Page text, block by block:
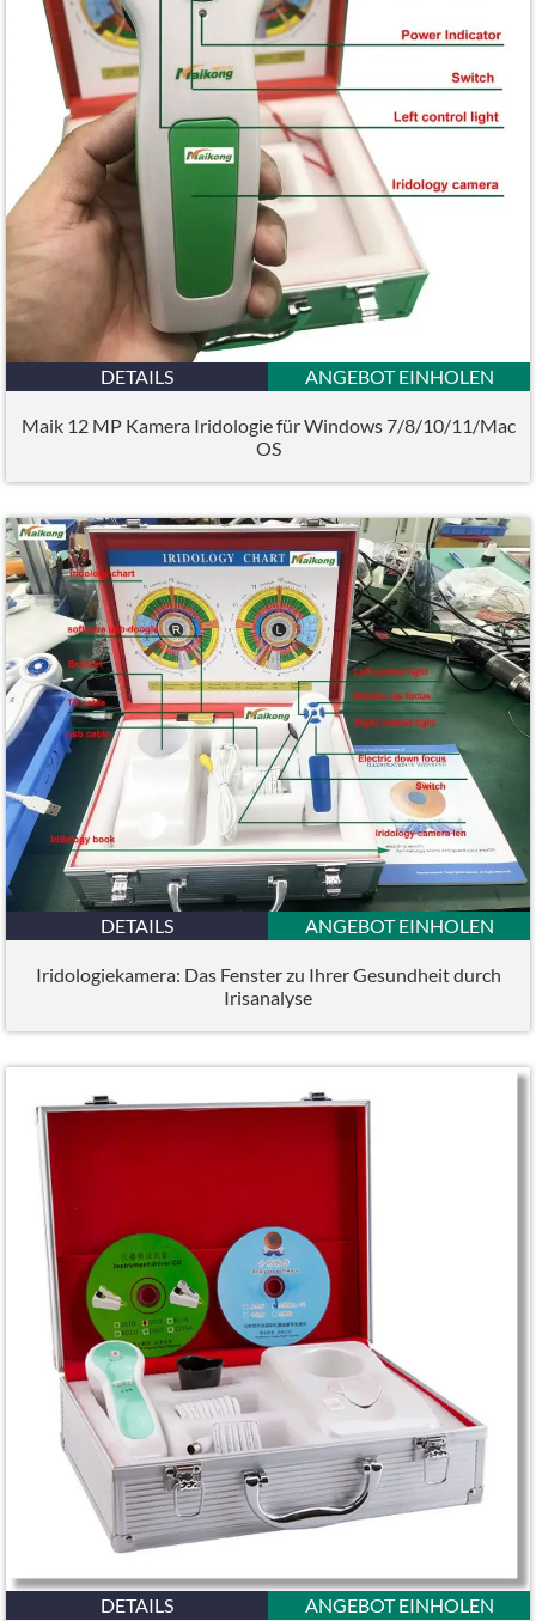
DETAILS ANGEBOT EINHOLEN
Maik 12 MP Kamera Iridologie für Windows 7/8/10/11/Mac
OS
DETAILS ANGEBOT EINHOLEN
Iridologiekamera: Das Fenster zu Ihrer Gesundheit durch
Irisanalyse
DETAILS ANGEBOT EINHOLEN